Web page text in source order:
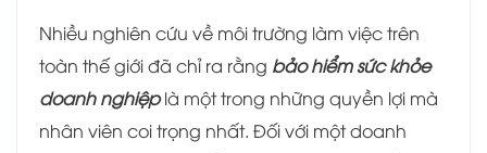
Nhiều nghiên cứu về môi trường làm việc trên
toàn thế giới đã chỉ ra rằng bảo hiểm sức khỏe
doanh nghiệplà một trong những quyền lợi mà
nhân viên coi trọng nhất. Đối với một doanh